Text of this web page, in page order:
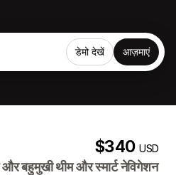
डेमो देखें आज़माएं
$340USD
बहुमुखी थीम और स्मार्ट नेविगेशन